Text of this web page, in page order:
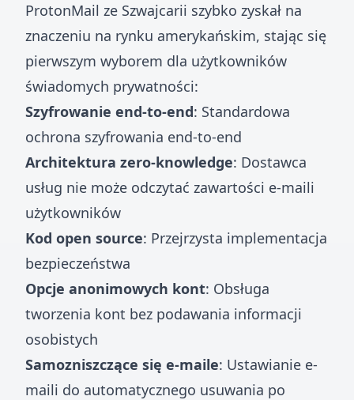
ProtonMail ze Szwajcarii szybko zyskał na
znaczeniu na rynku amerykańskim, stając się
pierwszym wyborem dla użytkowników
świadomych prywatności:
Szyfrowanie end-to-end: Standardowa
ochrona szyfrowania end-to-end
Architektura zero-knowledge: Dostawca
usług nie może odczytać zawartości e-maili
użytkowników
Kod open source: Przejrzysta implementacja
bezpieczeństwa
Opcje anonimowych kont: Obsługa
tworzenia kont bez podawania informacji
osobistych
Samozniszczące się e-maile: Ustawianie e-
maili do automatycznego usuwania po